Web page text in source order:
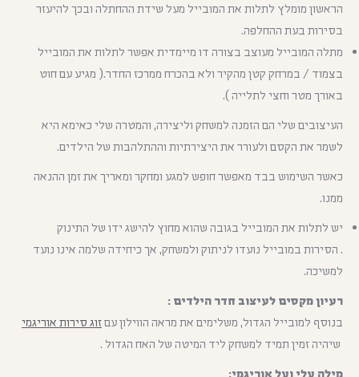
הראשון מומלץ לתלות את המובייל מעל שידת ההחתלה ובכך להיעזר
בסירות בעת ההחלפה.
מתלה המובייל מעוצב בצורה דו מיימדית אפשר לתלות את המובייל
בצמוד / במרחק קטן מהקיר ולא בהכרח ממרכז החדר.( מגיע עם חוט
באורך מטר וחצי לתלייה ).
העיצובים שלי הם הזמנה למשחק וליצירה, והמטרה שלי כאימא היא
לשמר את הקסם ולעורר את היצירתיות וההתלהבות של הילדים.
כאשר השימוש בבד מאפשר חופש למגע ומחקר ומאריך את זמן ההנאה
ממנו.
יש לתלות את המובייל בגובה שהוא מחוץ להישג ידו של התינוק
. הסירות במובייל נועדו לניתוק ולמשחק, אך כיחידה שלמה אינו נועד
למשיכה.
רעיון מקסים לעיצוב חדר הילדים :
בנוסף למובייל הגדול, משלימים את מראה הווילון עםזוג סירות אוריגמי
שיהיה זמין תמיד למשחק ליד המיטה של האח הגדול .
מילה עלי ועל אוריגמי: